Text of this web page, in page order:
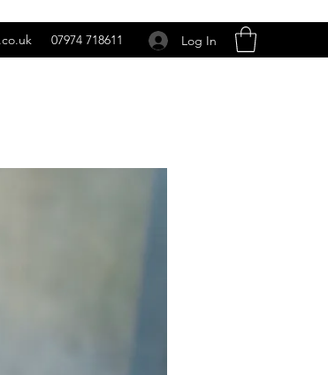
07974 718611 Log In